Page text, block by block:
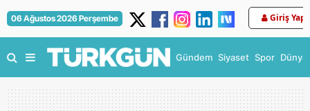
06 Ağustos 2026 Perşembe Giriş Yap
Gündem Siyaset Spor Dünya